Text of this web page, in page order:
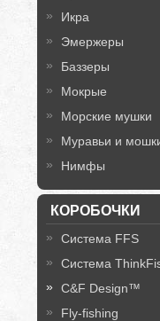
Икра
Эмержеры
Баззеры
Мокрые
Морские мушки
Муравьи и
Нимфы
КОРОБОЧКИ
Система FFS
Система
C&F Design™
Fly-fishing